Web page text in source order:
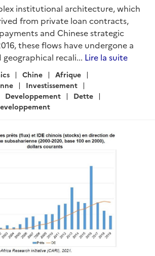
institutional architecture, which
from private loan contracts,
and Chinese strategic
these flows have undergone a
recali... Lire la suite
Chine
Afrique
Investissement
Developpement
Dette